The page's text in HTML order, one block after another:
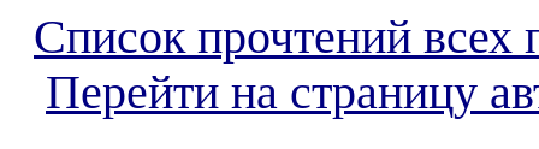
Список прочтений всех
Перейти на страницу